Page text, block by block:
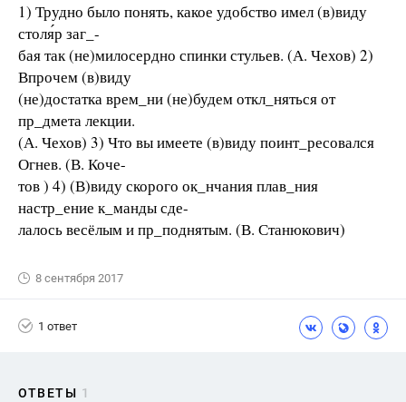
1) Трудно было понять, какое удобство имел (в)виду
столя́р заг_-
бая так (не)милосердно спинки стульев. (А. Чехов) 2)
Впрочем (в)виду
(не)достатка врем_ни (не)будем откл_няться от
пр_дмета лекции.
(А. Чехов) 3) Что вы имеете (в)виду поинт_ресовался
Огнев. (В. Коче-
тов ) 4) (В)виду скорого ок_нчания плав_ния
настр_ение к_манды сде-
лалось весёлым и пр_поднятым. (В. Станюкович)
8 сентября 2017
1 ответ
ОТВЕТЫ 1